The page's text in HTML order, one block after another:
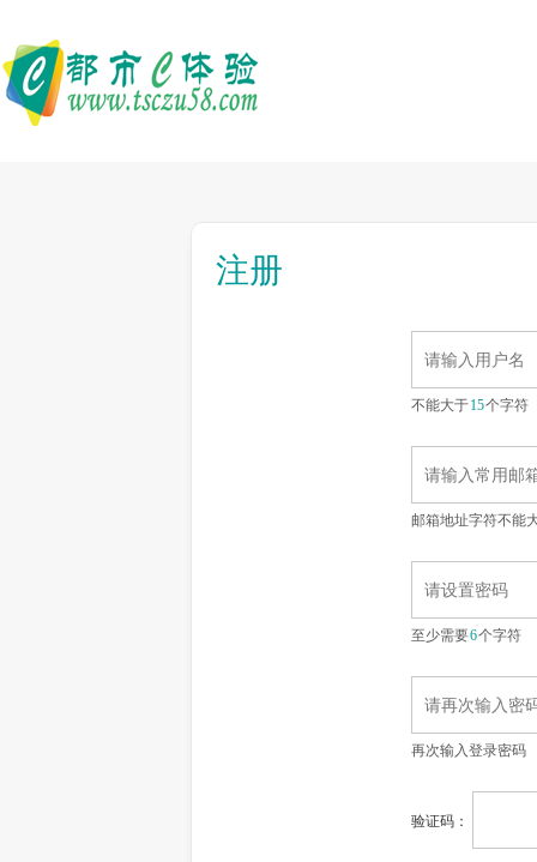
注册
不能大于15个字符
邮箱地址字符不能
至少需要6个字符
再次输入登录密码
验证码：